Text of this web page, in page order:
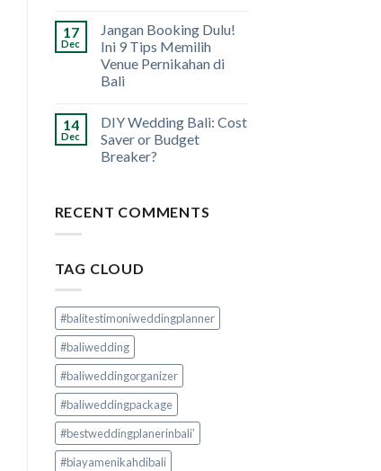
17
Dec
Jangan Booking Dulu!
Ini 9 Tips Memilih
Venue Pernikahan di
Bali
14
Dec
DIY Wedding Bali: Cost
Saver or Budget
Breaker?
RECENT COMMENTS
TAG CLOUD
#balitestimoniweddingplanner
#baliwedding
#baliweddingorganizer
#baliweddingpackage
#bestweddingplanerinbali'
#biayamenikahdibali